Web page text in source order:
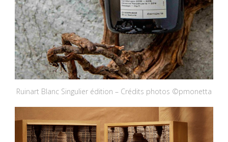
Ruinart Blanc Singulier édition – Crédits photos ©pmonetta